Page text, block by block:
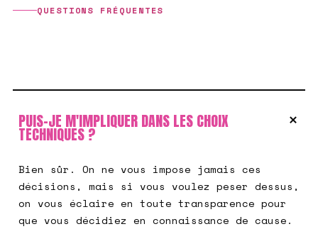
QUESTIONS FRÉQUENTES
PUIS-JE M'IMPLIQUER DANS LES CHOIX
TECHNIQUES ?
+
Bien sûr. On ne vous impose jamais ces
décisions, mais si vous voulez peser dessus,
on vous éclaire en toute transparence pour
que vous décidiez en connaissance de cause.